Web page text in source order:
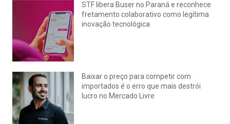
STF libera Buser no Paraná e reconhece
fretamento colaborativo como legítima
inovação tecnológica
Baixar o preço para competir com
importados é o erro que mais destrói
lucro no Mercado Livre